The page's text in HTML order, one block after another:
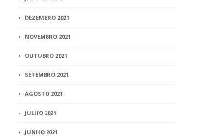
DEZEMBRO 2021
NOVEMBRO 2021
OUTUBRO 2021
SETEMBRO 2021
AGOSTO 2021
JULHO 2021
JUNHO 2021